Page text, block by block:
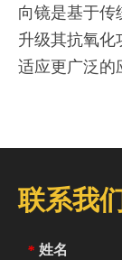
向镜是基于传
升级其抗氧化
适应更广泛的
联系我
* 姓名